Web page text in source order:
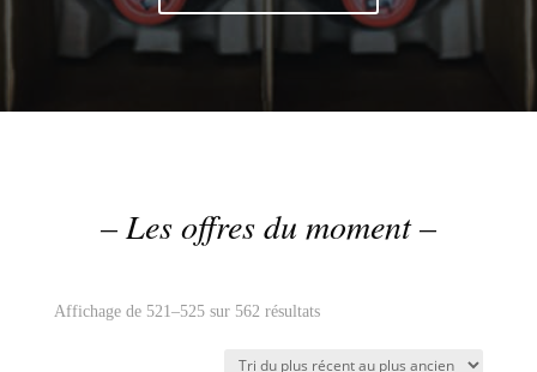
– Les offres du moment –
Affichage de 521–525 sur 562 résultatsTrié